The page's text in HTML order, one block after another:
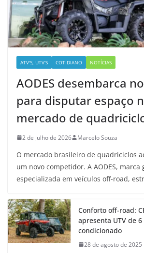
ATV'S, UTV'S COTIDIANO NOTÍCIAS
AODES desembarca
para disputar espaço
mercado de
2 de julho de 2026 Marcelo Souza
O mercado brasileiro de quadriciclos
um novo competidor. A AODES, marca
especializada em veículos off-road,
Conforto off-road:
apresenta UTV de
condicionado
28 de agosto de 2025